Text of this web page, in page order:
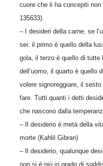
cuore che li ha concepiti
135633).
– I desideri della carne, se
sei: il primo è quello della
gola, il terzo è quello di
dell’uomo, il quarto è quello
volere signoreggiare, il
fare. Tutti quanti i detti
che nascono dalla
– Il desiderio è metà della
morte (Kahlil Gibran)
– Il desiderio, qualunque
non si è più in grado di